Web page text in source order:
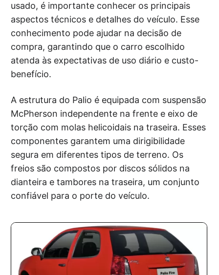
usado, é importante conhecer os principais
aspectos técnicos e detalhes do veículo. Esse
conhecimento pode ajudar na decisão de
compra, garantindo que o carro escolhido
atenda às expectativas de uso diário e custo-
benefício.
A estrutura do Palio é equipada com suspensão
McPherson independente na frente e eixo de
torção com molas helicoidais na traseira. Esses
componentes garantem uma dirigibilidade
segura em diferentes tipos de terreno. Os
freios são compostos por discos sólidos na
dianteira e tambores na traseira, um conjunto
confiável para o porte do veículo.